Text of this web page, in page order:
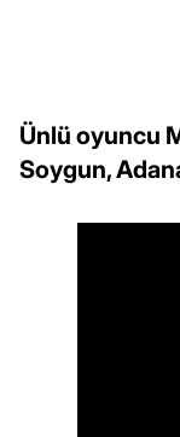
Ünlü oyuncu
Soygun,